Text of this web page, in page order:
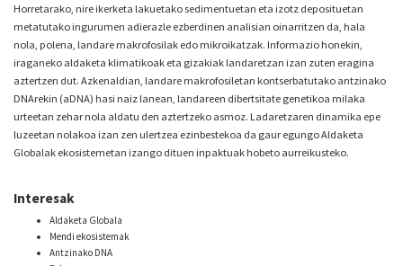
Horretarako, nire ikerketa lakuetako sedimentuetan eta izotz deposituetan
metatutako ingurumen adierazle ezberdinen analisian oinarritzen da, hala
nola, polena, landare makrofosilak edo mikroikatzak. Informazio honekin,
iraganeko aldaketa klimatikoak eta gizakiak landaretzan izan zuten eragina
aztertzen dut. Azkenaldian, landare makrofosiletan kontserbatutako antzinako
DNArekin (aDNA) hasi naiz lanean, landareen dibertsitate genetikoa milaka
urteetan zehar nola aldatu den aztertzeko asmoz. Ladaretzaren dinamika epe
luzeetan nolakoa izan zen ulertzea ezinbestekoa da gaur egungo Aldaketa
Globalak ekosistemetan izango dituen inpaktuak hobeto aurreikusteko.
Interesak
Aldaketa Globala
Mendi ekosistemak
Antzinako DNA